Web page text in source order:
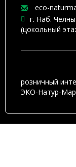
eco-
г. Наб.
(цокольный
розничный
ЭКО-Натур-